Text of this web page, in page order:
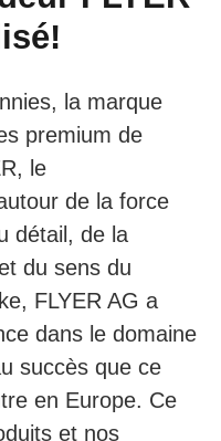
la marque
premium de
le
de la force
détail, de la
du sens du
FLYER AG a
dans le domaine
succès que ce
en Europe. Ce
et nos